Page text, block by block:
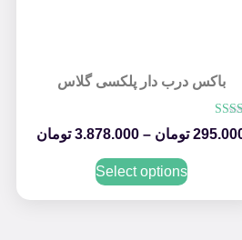
باکس درب دار پلکسی گلاس
امتیاز
4.33
تومان –
3.878.000 تومان
Select options